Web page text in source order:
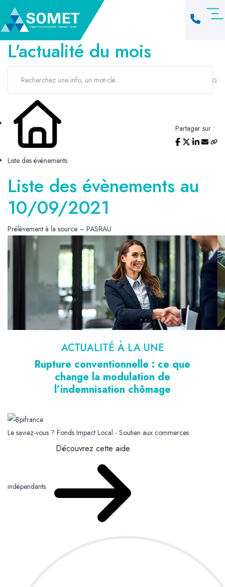
L'actualité du mois
Liste des évènements
Partager sur :
Liste des évènements au
10/09/2021
Prélèvement à la source – PASRAU
ACTUALITÉ À LA UNE
Rupture conventionnelle : ce que
change la modulation de
l’indemnisation chômage
Le saviez-vous ? Fonds Impact Local - Soutien aux commerces
indépendants
Découvrez cette aide